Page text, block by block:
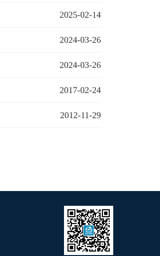
2025-02-14
2024-03-26
2024-03-26
2017-02-24
2012-11-29